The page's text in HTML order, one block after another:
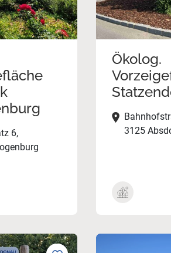
6,
Ökolog.
3125